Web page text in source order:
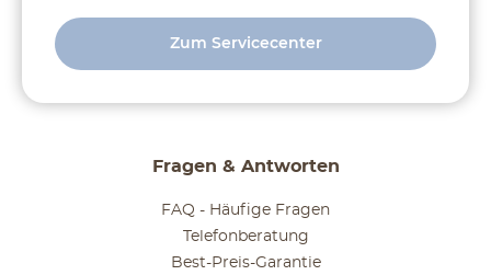
Fragen & Antworten
FAQ - Häufige Fragen
Telefonberatung
Best-Preis-Garantie
Zum Servicecenter